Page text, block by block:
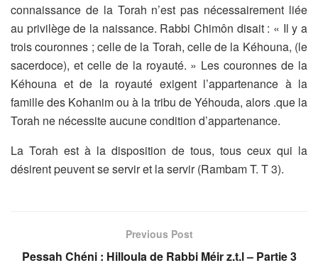
connaissance de la Torah n’estpas nécessairement liée
au privilège de la naissance. Rabbi Chimôn disait : « Ily a
trois couronnes ; celle de la Torah, celle de la Kéhouna, (le
sacerdoce), et celle de la royauté. » Les couronnes de la
Kéhouna et de la royauté exigent l’appartenance à la
famille des Kohanim ou à la tribu de Yéhouda, alors .que la
Torah ne nécessite aucune condition d’appartenance.
La Torah est à la disposition de tous, tous ceux qui la
désirent peuvent se serviret la servir (Rambam T. T 3).
Previous Post
Pessah Chéni : Hilloula de Rabbi Méir z.t.l – Partie 3